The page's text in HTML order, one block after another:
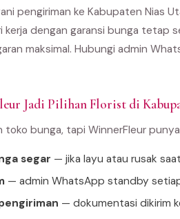
pengiriman ke Kabupaten Nias
kerja dengan garansi bunga tetap
maksimal. Hubungi admin
Jadi Pilihan Florist di
toko bunga, tapi WinnerFleur
segar — jika layu atau rusak
— admin WhatsApp standby
— dokumentasi dikirim